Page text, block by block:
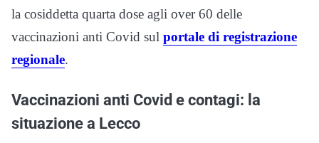
la cosiddetta quarta dose agli over 60 delle
vaccinazioni anti Covid sul portale di registrazione
regionale.
Vaccinazioni anti Covid e contagi: la
situazione a Lecco